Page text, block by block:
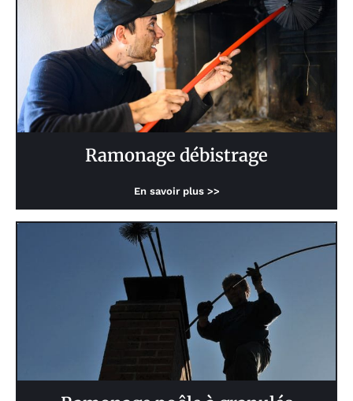
Ramonage débistrage
En savoir plus >>